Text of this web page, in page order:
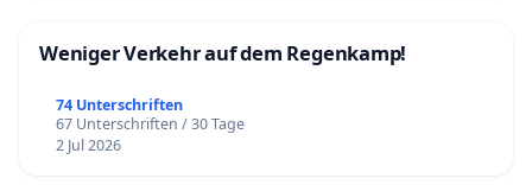
Weniger Verkehr auf dem Regenkamp!
74 Unterschriften
67 Unterschriften / 30 Tage
2 Jul 2026